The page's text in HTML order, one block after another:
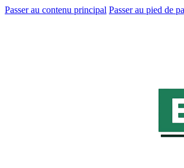
Passer au contenu principal Passer au pied de